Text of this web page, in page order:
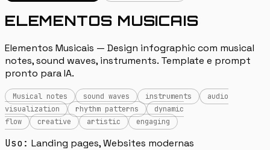
ELEMENTOS MUSICAIS
Elementos Musicais — Design infographic com musical
notes, sound waves, instruments. Template e prompt
pronto para IA.
Musical notes sound waves instruments
audio
visualization
rhythm patterns
dynamic
flow
creative artistic engaging
Uso: Landing pages, Websites modernas